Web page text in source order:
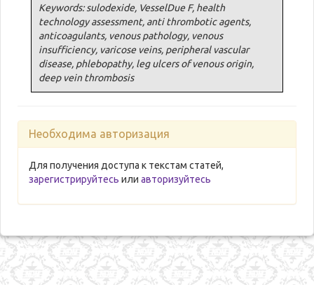
Keywords: sulodexide, VesselDue F, health
technology assessment, anti thrombotic agents,
anticoagulants, venous pathology, venous
insufficiency, varicose veins, peripheral vascular
disease, phlebopathy, leg ulcers of venous origin,
deep vein thrombosis
Необходима авторизация
Для получения доступа к текстам статей,
зарегистрируйтесь или авторизуйтесь